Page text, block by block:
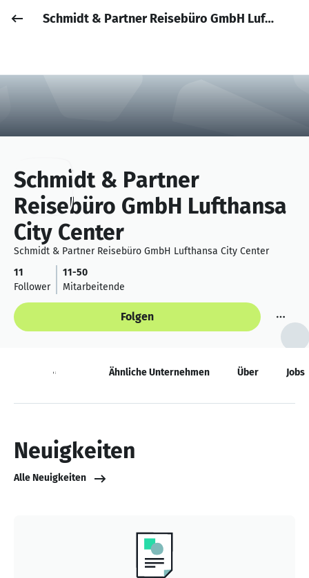
Anmelden
Job posten
Schmidt & Partner Reisebüro GmbH Lufthansa City Center
Schmidt & Partner
Reisebüro GmbH Lufthansa
City Center
Schmidt & Partner Reisebüro GmbH Lufthansa City Center
11
Follower
11-50
Mitarbeitende
Folgen
Neuigkeiten Ähnliche Unternehmen Über Jobs
Neuigkeiten
Alle Neuigkeiten